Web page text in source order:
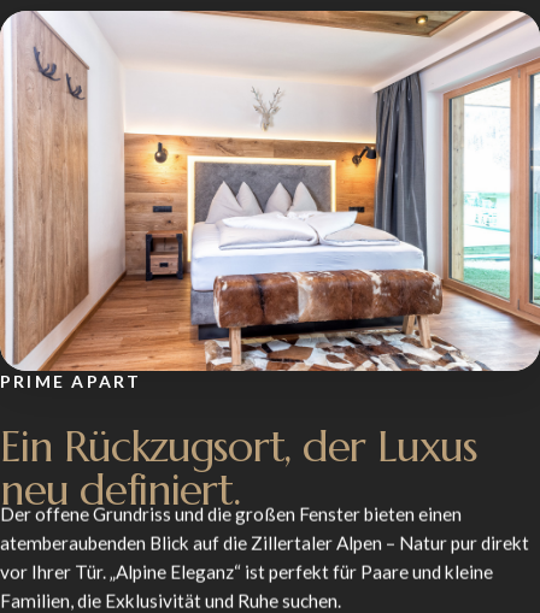
PRIME APART
Ein Rückzugsort, der Luxus
neu definiert.
Der offene Grundriss und die großen Fenster bieten einen
atemberaubenden Blick auf die Zillertaler Alpen – Natur pur direkt
vor Ihrer Tür. „Alpine Eleganz“ ist perfekt für Paare und kleine
Familien, die Exklusivität und Ruhe suchen.